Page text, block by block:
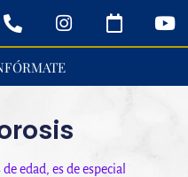
h
o
n
e
a
l
t
I
n
s
t
a
r
a
m
C
a
l
n
Y
o
u
u
edad, es de especial